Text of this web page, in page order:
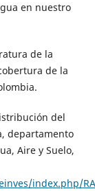
en nuestro
de la
de la
del
departamento
Aire y Suelo,
index.php/